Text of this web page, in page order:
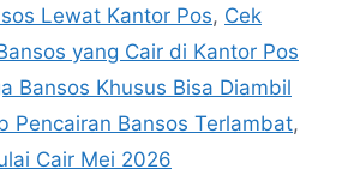
Lewat Kantor Pos, Cek
yang Cair di Kantor Pos
Bansos Khusus Bisa Diambil
Pencairan Bansos Terlambat,
Cair Mei 2026